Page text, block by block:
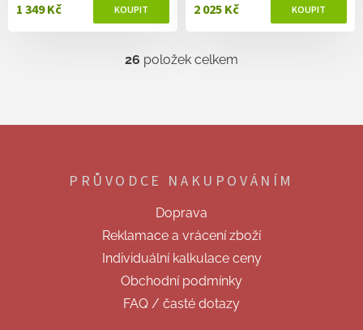
1 349 Kč 2 025 Kč
O
d
í
p
r
v
k
y
v
ý
p
i
26 položek celkem
PRŮVODCE NAKUPOVÁNÍM
Doprava
Reklamace a vrácení zboží
Individuální kalkulace ceny
Obchodní podmínky
FAQ / časté dotazy